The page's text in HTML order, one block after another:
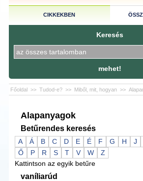
CIKKEKBEN
Keresés
mehet!
Főoldal >> Tudod-e? >> Miből, mit, hogyan >>
Alapanyagok
Betűrendes keresés
A Á B C D E É F G H J
Ő
P R S T V W
Z
Kattintson az egyik betűre
vaníliarúd